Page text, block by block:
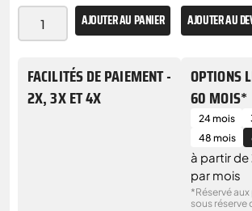
AJOUTER AU PANIER AJOUTER AU
FACILITÉS DE PAIEMENT -
2X, 3X ET 4X
OPTIONS
60 MOIS*
24 mois
48 mois
à partir de
par mois
*Réservé
sous